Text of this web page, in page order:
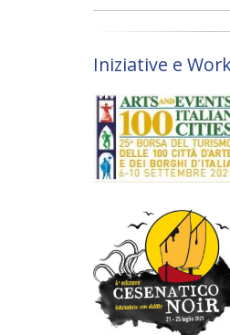
Iniziative e